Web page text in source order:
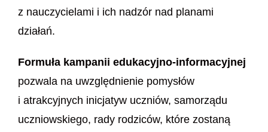
z nauczycielami i ich nadzór nad planami
działań.
Formuła kampanii edukacyjno-informacyjnej
pozwala na uwzględnienie pomysłów
i atrakcyjnych inicjatyw uczniów, samorządu
uczniowskiego, rady rodziców, które zostaną